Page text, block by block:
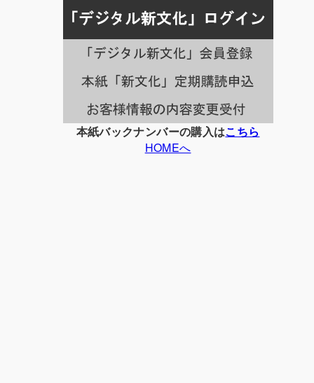
事
一
覧
本紙バックナンバーの購入はこちら
HOMEへ